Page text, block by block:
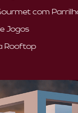
com
Jogos
Rooftop